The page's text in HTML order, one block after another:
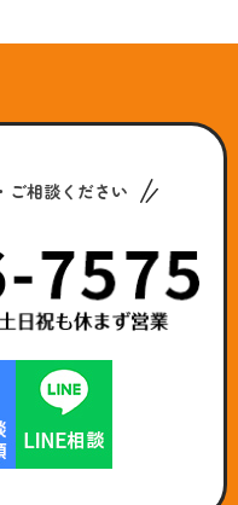
ご相談ください